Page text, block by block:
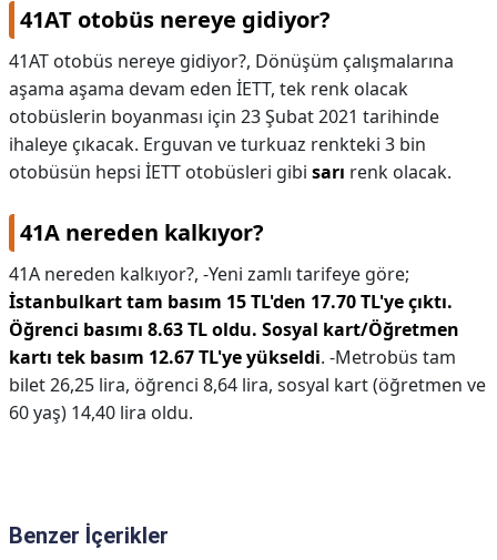
41AT otobüs nereye gidiyor?
41AT otobüs nereye gidiyor?, Dönüşüm çalışmalarına
aşama aşama devam eden İETT, tek renk olacak
otobüslerin boyanması için 23 Şubat 2021 tarihinde
ihaleye çıkacak. Erguvan ve turkuaz renkteki 3 bin
otobüsün hepsi İETT otobüsleri gibi sarı renk olacak.
41A nereden kalkıyor?
41A nereden kalkıyor?, -Yeni zamlı tarifeye göre;
İstanbulkart tam basım 15 TL'den 17.70 TL'ye çıktı.
Öğrenci basımı 8.63 TL oldu. Sosyal kart/Öğretmen
kartı tek basım 12.67 TL'ye yükseldi. -Metrobüs tam
bilet 26,25 lira, öğrenci 8,64 lira, sosyal kart (öğretmen ve
60 yaş) 14,40 lira oldu.
Benzer İçerikler